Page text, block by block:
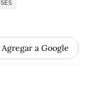
Agregar a Google